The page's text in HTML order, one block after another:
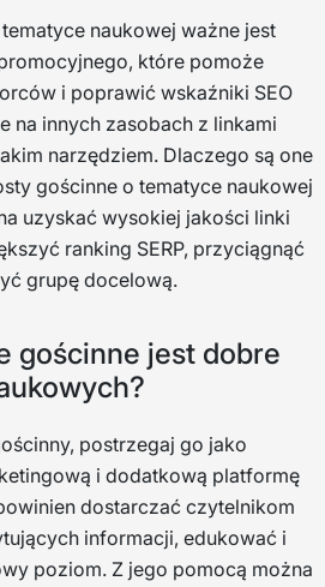
naukowej ważne jest
które pomoże
i poprawić wskaźniki SEO
na innych zasobach z linkami
narzędziem. Dlaczego są one
gościnne o tematyce naukowej
uzyskać wysokiej jakości linki
ranking SERP, przyciągnąć
grupę docelową.
gościnne jest dobre
postrzegaj go jako
i dodatkową platformę
dostarczać czytelnikom
informacji, edukować i
poziom. Z jego pomocą można